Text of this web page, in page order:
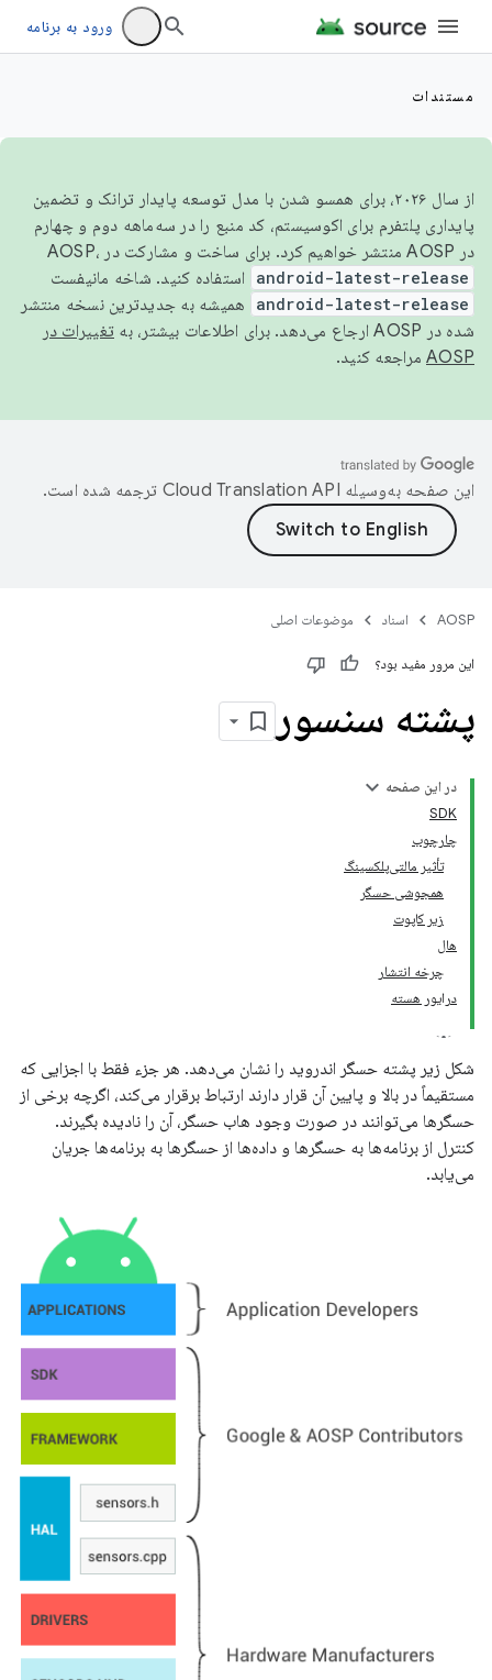
ورود به برنامه
مستندات
از سال ۲۰۲۶، برای همسو شدن با مدل توسعه پایدار ترانک و تضمین
پایداری پلتفرم برای اکوسیستم، کد منبع را در سه‌ماهه دوم و چهارم
در AOSP منتشر خواهیم کرد. برای ساخت و مشارکت در AOSP،
android-latest-release استفاده کنید. شاخه مانیفست
android-latest-release
همیشه به جدیدترین نسخه منتشر
شده در AOSP ارجاع می‌دهد. برای اطلاعات بیشتر، به
تغییرات در
AOSP مراجعه کنید.
این صفحه به‌وسیله ترجمه شده است.
AOSP اسناد موضوعات اصلی
این مرور مفید بود؟
پشته سنسور
در این صفحه
SDK
چارچوب
تأثیر مالتی‌پلکسینگ
همجوشی حسگر
زیر کاپوت
هال
چرخه انتشار
درایور هسته
شکل زیر پشته حسگر اندروید را نشان می‌دهد. هر جزء فقط با اجزایی که
مستقیماً در بالا و پایین آن قرار دارند ارتباط برقرار می‌کند، اگرچه برخی از
حسگرها می‌توانند در صورت وجود هاب حسگر، آن را نادیده بگیرند.
کنترل از برنامه‌ها به حسگرها و داده‌ها از حسگرها به برنامه‌ها جریان
می‌یابد.